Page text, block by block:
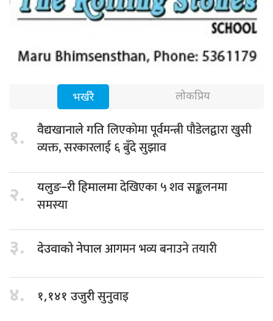
भर्खरै लोकप्रिय
१. वैद्यखानाले गतिलिएकोमा पूर्वमन्त्री पौडेलद्वारा खुसी
व्यक्त, सरकारलाई ६ बुँदे सुझाव
२. यलुङ–री हिमालमादेखिएका ५ शव सङ्कलनमा
समस्या
३. देउवाको नेपालआगमन भव्य बनाउने तयारी
४. १,१४१ उजुरीसुनुवाइ